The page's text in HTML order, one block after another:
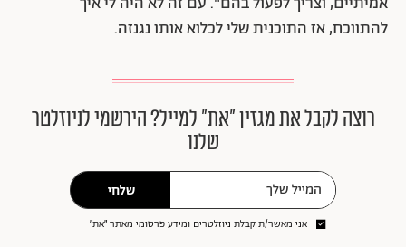
להתווכח, אז התוכנית שלי לכלוא אותו נגנזה.
רוצה לקבל את מגזין ״את״ למייל? הירשמי לניוזלטר
שלנו
שלחי
אני מאשר/ת קבלת ניוזלטרים ומידע פרסומי מאתר ״את״